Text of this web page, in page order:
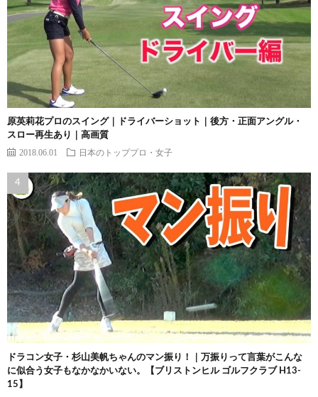
原英莉花プロのスイング｜ドライバーショット｜後方・正面アングル・
スロー再生あり｜高画質
2018.06.01 日本のトッププロ・女子
ドラコン女子・杉山美帆ちゃんのマン振り！｜万振りって言葉がこんな
に似合う女子もなかなかいない。【ブリストンヒル ゴルフクラブ H13-
15】